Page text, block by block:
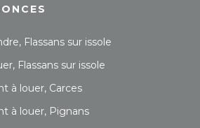
Flassans sur issole
Flassans sur issole
à louer, Carces
à louer, Pignans